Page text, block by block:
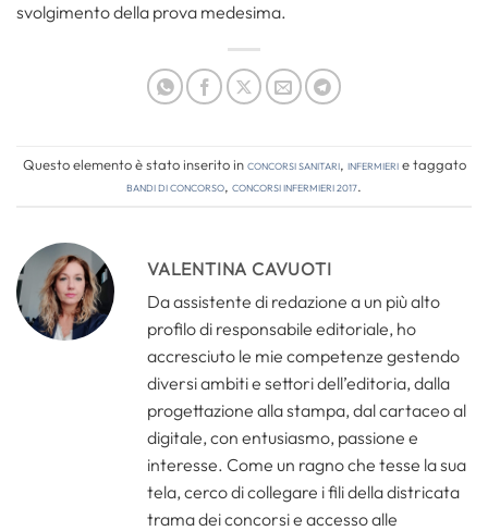
svolgimento della prova medesima.
Questo elemento è stato inserito inConcorsi Sanitari, Infermierie taggato
bandi di concorso, concorsi infermieri 2017.
VALENTINA CAVUOTI
Da assistente di redazione a un più alto
profilo di responsabile editoriale, ho
accresciuto le mie competenze gestendo
diversi ambiti e settori dell’editoria, dalla
progettazione alla stampa, dal cartaceo al
digitale, con entusiasmo, passione e
interesse. Come un ragno che tesse la sua
tela, cerco di collegare i fili della districata
trama dei concorsi e accesso alle